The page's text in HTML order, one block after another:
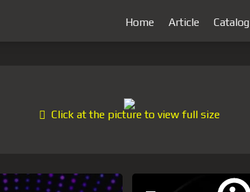
Home Article Catalog
Click at the picture to view full size